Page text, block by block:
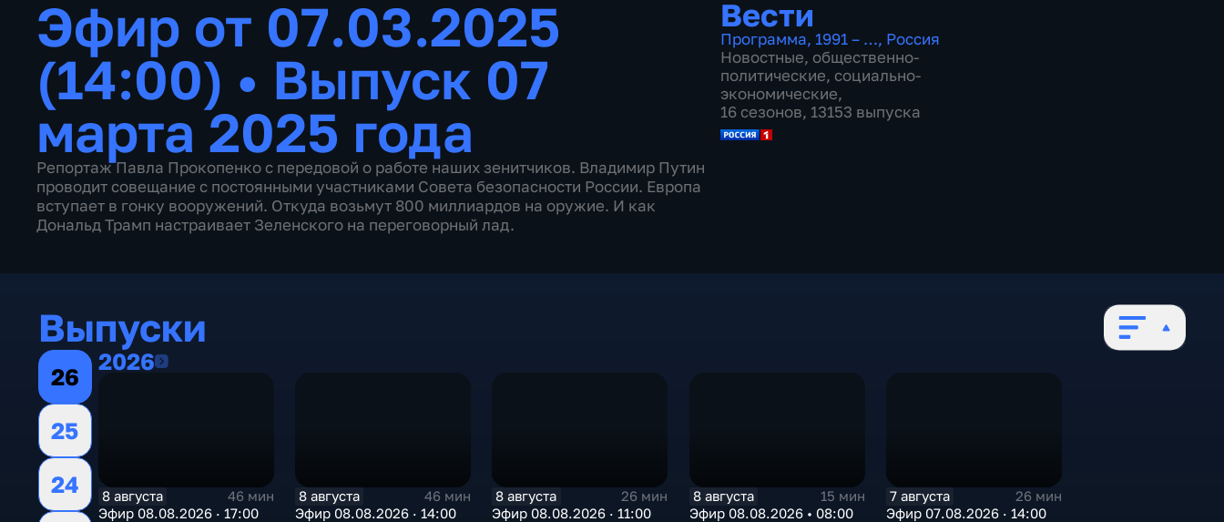
Эфир от 07.03.2025
(14:00) • Выпуск 07
марта 2025 года
Репортаж Павла Прокопенко с передовой о работе наших зенитчиков. Владимир Путин
проводит совещание с постоянными участниками Совета безопасности России. Европа
вступает в гонку вооружений. Откуда возьмут 800 миллиардов на оружие. И как
Дональд Трамп настраивает Зеленского на переговорный лад.
Вести
Программа, 1991 – …, Россия
Новостные, общественно-
политические, социально-
экономические,
16 сезонов, 13153 выпуска
Выпуски
26
25
24
20262026
8 августа
46 мин
Эфир 08.08.2026 · 17:00
8 августа
46 мин
Эфир 08.08.2026 · 14:00
8 августа
26 мин
Эфир 08.08.2026 · 11:00
8 августа
15 мин
Эфир 08.08.2026 • 08:00
7 августа
26 мин
Эфир 07.08.2026 · 14:00